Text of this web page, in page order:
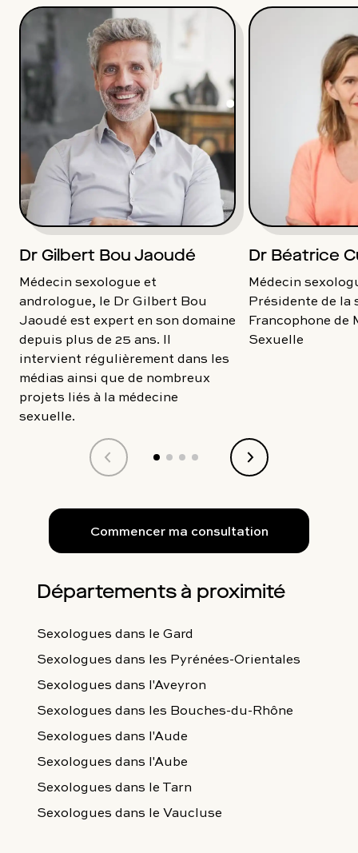
Dr Gilbert Bou Jaoudé
Médecin sexologue et
andrologue, le Dr Gilbert Bou
Jaoudé est expert en son domaine
depuis plus de 25 ans. Il
intervient régulièrement dans les
médias ainsi que de nombreux
projets liés à la médecine
sexuelle.
Dr Béatrice
Médecin
Présidente de la
Francophone de
Sexuelle
Commencer ma consultation
Départements à proximité
Sexologues dans le Gard
Sexologues dans les Pyrénées-Orientales
Sexologues dans l'Aveyron
Sexologues dans les Bouches-du-Rhône
Sexologues dans l'Aude
Sexologues dans l'Aube
Sexologues dans le Tarn
Sexologues dans le Vaucluse